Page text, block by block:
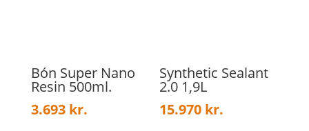
Bón Super Nano
Resin 500ml.
3.693 kr.
Synthetic Sealant
2.0 1,9L
15.970 kr.